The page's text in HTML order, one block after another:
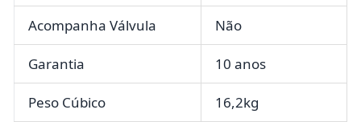
Acompanha Válvula Não
Garantia 10 anos
Peso Cúbico 16,2kg